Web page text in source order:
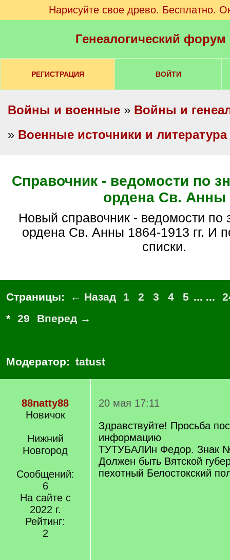
Нарисуйте свое древо. Бесплатно.
Генеалогический
РЕГИСТРАЦИЯ ВОЙТИ
Войны и военные » Войны и
» Военные источники и литература
Справочник - ведомости по
ордена Св. Анны
Новый справочник - ведомости по знаку отличия
ордена Св. Анны 1864-1913 гг. И
списки.
Страницы: ← Назад 1 2 3 4 5 ... ...
*
29 Вперед →
Модератор: tatust
88natty88
Новичок
Нижний
Новгород
Сообщений:
6
На сайте с
2022 г.
Рейтинг:
2
20 мая 17:11
Здравствуйте! Просьба
информацию
ТУТУБАЛИн Федор. Знак
Должен быть Вятской
пехотный Белостокский